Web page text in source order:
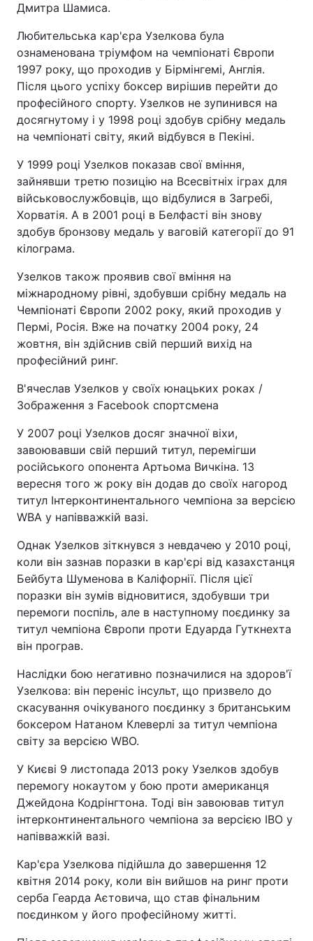
Дмитра Шамиса.
Любительська кар'єра Узелкова була
ознаменована тріумфом на чемпіонаті Європи
1997 року, що проходив у Бірмінгемі, Англія.
Після цього успіху боксер вирішив перейти до
професійного спорту. Узелков не зупинився на
досягнутому і у 1998 році здобув срібну медаль
на чемпіонаті світу, який відбувся в Пекіні.
У 1999 році Узелков показав свої вміння,
зайнявши третю позицію на Всесвітніх іграх для
військовослужбовців, що відбулися в Загребі,
Хорватія. А в 2001 році в Белфасті він знову
здобув бронзову медаль у ваговій категорії до 91
кілограма.
Узелков також проявив свої вміння на
міжнародному рівні, здобувши срібну медаль на
Чемпіонаті Європи 2002 року, який проходив у
Пермі, Росія. Вже на початку 2004 року, 24
жовтня, він здійснив свій перший вихід на
професійний ринг.
В'ячеслав Узелков у своїх юнацьких роках /
Зображення з Facebook спортсмена
У 2007 році Узелков досяг значної віхи,
завоювавши свій перший титул, перемігши
російського опонента Артьома Вичкіна. 13
вересня того ж року він додав до своїх нагород
титул Інтерконтинентального чемпіона за версією
WBA у напівважкій вазі.
Однак Узелков зіткнувся з невдачею у 2010 році,
коли він зазнав поразки в кар'єрі від казахстанця
Бейбута Шуменова в Каліфорнії. Після цієї
поразки він зумів відновитися, здобувши три
перемоги поспіль, але в наступному поєдинку за
титул чемпіона Європи проти Едуарда Гуткнехта
він програв.
Наслідки бою негативно позначилися на здоров'ї
Узелкова: він переніс інсульт, що призвело до
скасування очікуваного поєдинку з британським
боксером Натаном Клеверлі за титул чемпіона
світу за версією WBO.
У Києві 9 листопада 2013 року Узелков здобув
перемогу нокаутом у бою проти американця
Джейдона Кодрінгтона. Тоді він завоював титул
інтерконтинентального чемпіона за версією IBO у
напівважкій вазі.
Кар'єра Узелкова підійшла до завершення 12
квітня 2014 року, коли він вийшов на ринг проти
серба Геарда Аєтовича, що став фінальним
поєдинком у його професійному житті.